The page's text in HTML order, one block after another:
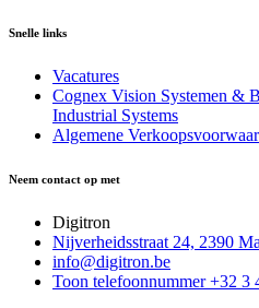
Snelle links
Vacatures
Cognex Vision Systemen &
Industrial Systems
Algemene
Neem contact op met
Digitron
Nijverheidsstraat 24, 2390
info@digitron.be
Toon telefoonnummer+32 3